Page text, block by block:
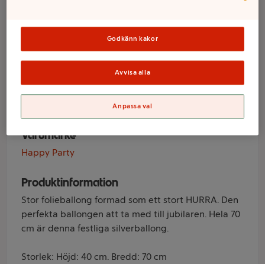
Folieballong
Hurra Silver
Happy Party
Varumärke
Happy Party
Produktinformation
Stor folieballong formad som ett stort HURRA. Den
perfekta ballongen att ta med till jubilaren. Hela 70
cm är denna festliga silverballong.
Storlek: Höjd: 40 cm. Bredd: 70 cm
Godkänn kakor
Avvisa alla
Anpassa val